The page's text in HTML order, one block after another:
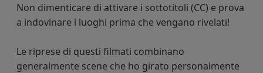
Non dimenticare di attivare i sottotitoli (CC) e prova
a indovinare i luoghi prima che vengano rivelati!
Le riprese di questi filmati combinano
generalmente scene che ho girato personalmente